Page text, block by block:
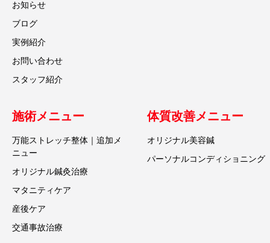
お知らせ
ブログ
実例紹介
お問い合わせ
スタッフ紹介
施術メニュー
万能ストレッチ整体｜追加メ
ニュー
オリジナル鍼灸治療
マタニティケア
産後ケア
交通事故治療
体質改善メニュー
オリジナル美容鍼
パーソナルコンディショニング